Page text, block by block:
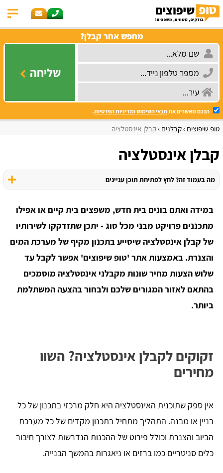
מחפש אחר קבלן?
שליחה
הנכם מאשרים את תנאי השימושומדיניות הפרטיות.
טופ שיפוצים קבלנים קבלן אינסטלציה
קבלן אינסטלציה
מה בעמוד זה? לחץ לפתיחת תוכן עניינים
במידה ואתם בונים בית חדש, משפצים בית קיים או אפילו
מתכננים פרויקט מבני מכל סוג - יתכן שתזדקקו לשירותיו
של קבלן אינסטלציה שיסייע בתכנון מקיף של מערכת המים
והצנרת. באמצעות אתר 'טופ שיפוצים' אפשר לקבל עד
שלוש הצעות מחיר שונות מקבלני אינסטלציה מוסמכים
בהתאם לאזור המגורים שלכם ולבחור בהצעה המשתלמת
ביותר.
זקוקים לקבלן אינסטלציה? השוו
מחירים
אין ספק שתוכנית האינסטלציה היא חלק מרכזי בתכנון של כל
בניין או מבנה. התהליך מתחיל בתכנון מקדים של כל מערכת
הביוב והצנרת וכולל פירוט של ההכנות הנדרשות לצורך חיבור
כלים סניטריים כמו ברזים או ניאגרות בהמשך הבנייה.